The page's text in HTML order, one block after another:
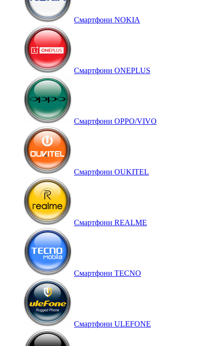
Смартфони NOKIA
Смартфони ONEPLUS
Смартфони OPPO/VIVO
Смартфони OUKITEL
Смартфони REALME
Смартфони TECNO
Смартфони ULEFONE